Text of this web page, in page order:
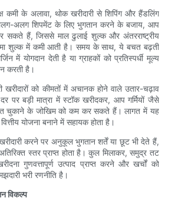
कमी के अलावा, थोक खरीदारी से शिपिंग और हैंडलिंग
अलग शिपमेंट के लिए भुगतान करने के बजाय, आप
सकते हैं, जिससे माल ढुलाई शुल्क और अंतरराष्ट्रीय
शुल्क में कमी आती है। समय के साथ, ये बचत बढ़ती
में योगदान देती है या ग्राहकों को प्रतिस्पर्धी मूल्य
करती है।
खरीदारों को कीमतों में अचानक होने वाले उतार-चढ़ाव
पर बड़ी मात्रा में स्टॉक खरीदकर, आप गर्मियों जैसे
चुकाने के जोखिम को कम कर सकते हैं। लागत में यह
योजना बनाने में सहायक होता है।
करने पर अनुकूल भुगतान शर्तें या छूट भी देते हैं,
स्तर प्राप्त होता है। कुल मिलाकर, समुद्र तट
गुणवत्तापूर्ण उत्पाद प्राप्त करने और खर्चों को
भरी रणनीति है।
विकल्प